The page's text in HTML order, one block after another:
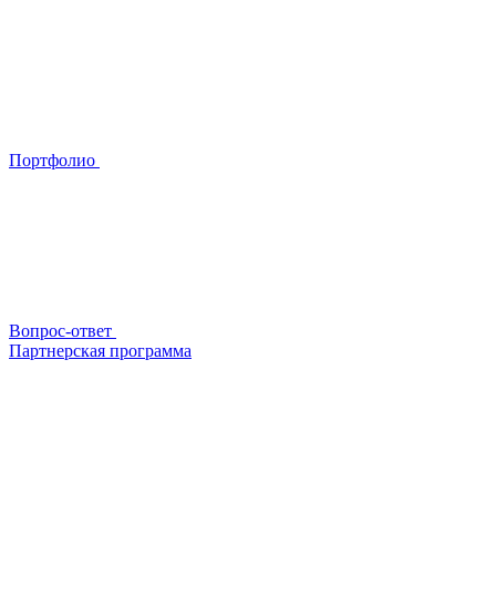
Портфолио
Вопрос-ответ
Партнерская программа